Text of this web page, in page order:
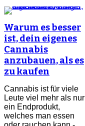
Warum es besser
ist, dein eigenes
Cannabis
anzubauen, als es
zu kaufen
Cannabis ist für viele
Leute viel mehr als nur
ein Endprodukt,
welches man essen